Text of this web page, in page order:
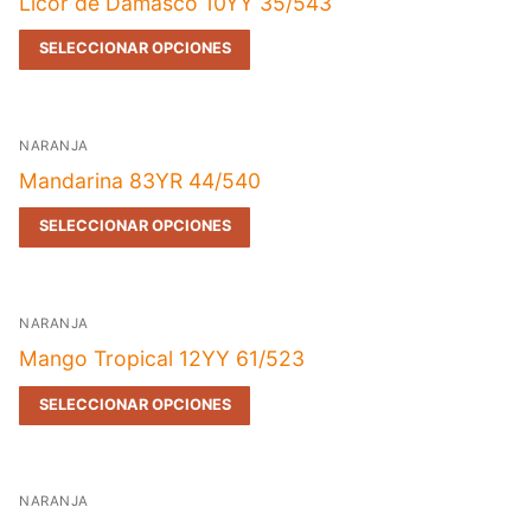
SELECCIONAR OPCIONES
NARANJA
Mandarina 83YR 44/540
SELECCIONAR OPCIONES
NARANJA
Mango Tropical 12YY 61/523
SELECCIONAR OPCIONES
NARANJA